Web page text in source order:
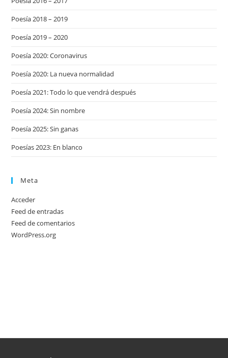
Poesía 2018 – 2019
Poesía 2019 – 2020
Poesía 2020: Coronavirus
Poesía 2020: La nueva normalidad
Poesía 2021: Todo lo que vendrá después
Poesía 2024: Sin nombre
Poesía 2025: Sin ganas
Poesías 2023: En blanco
Meta
Acceder
Feed de entradas
Feed de comentarios
WordPress.org